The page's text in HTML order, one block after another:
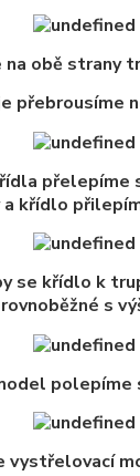
obě strany
přebrousíme
přelepíme
a křídlo
se křídlo k
s
polepíme
vystřelovací